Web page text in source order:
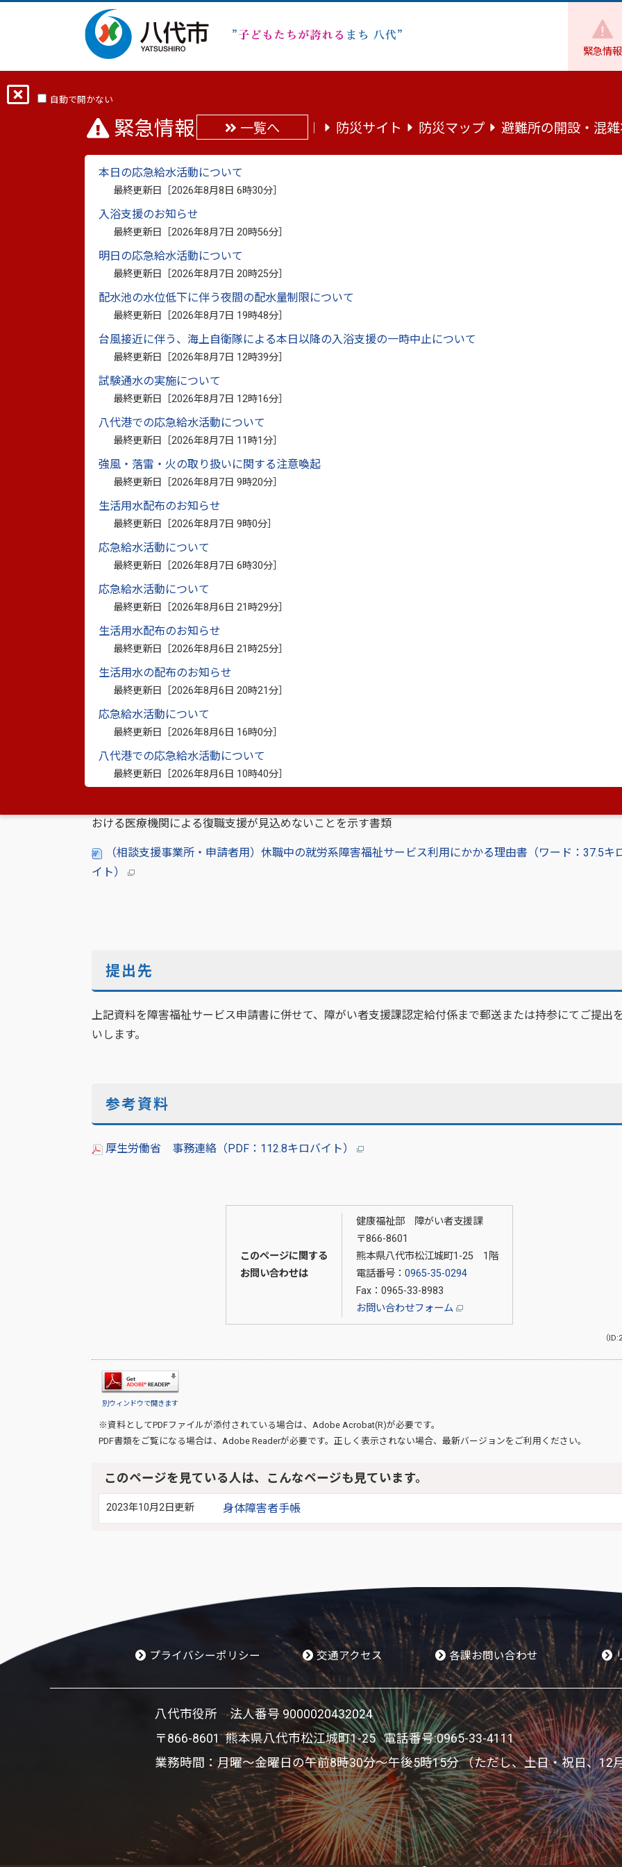
緊急情報
自動で開かない
緊急情報 一覧へ 防災サイト 防災マップ 避難所の開設・混
本日の応急給水活動について
最終更新日［2026年8月8日 6時30分
入浴支援のお知らせ
最終更新日［2026年8月7日 20時56分
明日の応急給水活動について
最終更新日［2026年8月7日 20時25分
配水池の水位低下に伴う夜間の配水量制限について
最終更新日［2026年8月7日 19時48分
台風接近に伴う、海上自衛隊による本日以降の入浴支援の一時中止について
最終更新日［2026年8月7日 12時39分
試験通水の実施について
最終更新日［2026年8月7日 12時16分
八代港での応急給水活動について
最終更新日［2026年8月7日 11時1分
強風・落雷・火の取り扱いに関する注意喚起
最終更新日［2026年8月7日 9時20分
生活用水配布のお知らせ
最終更新日［2026年8月7日 9時0分
応急給水活動について
最終更新日［2026年8月7日 6時30分
応急給水活動について
最終更新日［2026年8月6日 21時29分
生活用水配布のお知らせ
最終更新日［2026年8月6日 21時25分
生活用水の配布のお知らせ
最終更新日［2026年8月6日 20時21分
応急給水活動について
最終更新日［2026年8月6日 16時0分
八代港での応急給水活動について
最終更新日［2026年8月6日 10時40分
休職中の障害福祉サービス（就労移行支援事業、就労継続支
援事業等）の利用について
最終更新日：
一般就労している障がい者が休職からの復帰を目指す場合に就労系障害福祉サービスを利用する場合の
について、厚生労働省からの事務連絡に基づき、下記全ての書類が必要となりますので、お知らせいたし
１ 雇用先企業からの意見書
当該企業による復職支援の実施が困難であり、休職中の障がい者が就労系障害福祉サービスによる復職
受けることにより復職することが適当と判断していることを示す書類
２ 休職に係る診断をした主治医からの意見書
当該主治医の属する医療機関による復職支援の実施が困難であり、休職中の障がい者が就労系障害福祉
スによる復職支援を受けることにより復職することが適当と判断していることを示す書類
３ 相談支援事業所（セルフプランの場合は申請者）からの理由書
おける医療機関による復職支援が見込めないことを示す書類
（相談支援事業所・申請者用）休職中の就労系障害福祉サービス利用にかかる理由書（ワード：37.5キ
イト）
提出先
上記資料を障害福祉サービス申請書に併せて、障がい者支援課認定給付係まで郵送または持参にてご提出
いします。
参考資料
厚生労働省 事務連絡（PDF：112.8キロバイト）
このページに関する
お問い合わせは
健康福祉部 障がい者支援課
〒866-8601
熊本県八代市松江城町1-25 1階
電話番号： 0965-35-0294
Fax：0965-33-8983
お問い合わせフォーム
（
別ウィンドウで開きます
※資料としてPDFファイルが添付されている場合は、 Adobe Acrobat(R)が必要です。
PDF書類をご覧になる場合は、 Adobe Readerが必要です。正しく表示されない場合、最新バージョンをご利用ください。
このページを見ている人は、こんなページも見ています。
2023年10月2日更新 身体障害者手帳
プライバシーポリシー 交通アクセス 各課お問い合わせ
八代市役所 法人番号 9000020432024
〒866-8601 熊本県八代市松江城町1-25 電話番号:0965-33-4111
業務時間：月曜～金曜日の午前8時30分～午後5時15分 （ただし、土日・祝日、12